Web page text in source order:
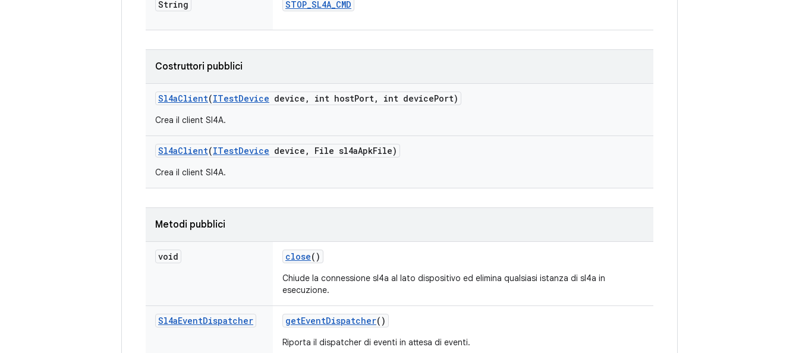
String STOP_SL4A_CMD
Costruttori pubblici
Sl4aClient(ITestDevice device , int hostPort, int devicePort)
Crea il client Sl4A.
Sl4aClient(ITestDevice device , File sl4aApkFile)
Crea il client Sl4A.
Metodi pubblici
void close()
Chiude la connessione sl4a al lato dispositivo ed elimina qualsiasi istanza di sl4a in
esecuzione.
Sl4aEventDispatcher getEventDispatcher()
Riporta il dispatcher di eventi in attesa di eventi.